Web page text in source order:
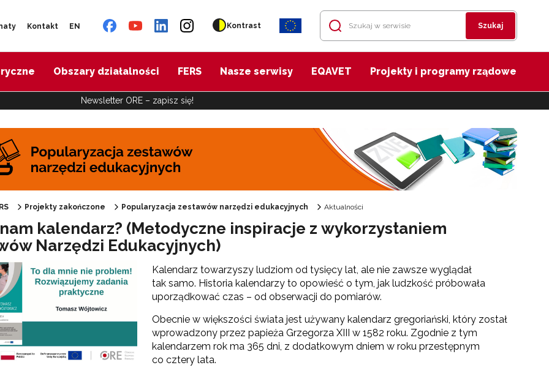
Kontakt EN Kontrast Szukaj
Obszary działalności FERS Nasze serwisy EQAVET Projekty i programy rządowe
Newsletter ORE – zapisz się!
zestawów narzędzi edukacyjnych"
wsparcia"
Projekty zakończone Popularyzacja zestawów narzędzi edukacyjnych Aktualności
kalendarz? (Metodyczne inspiracje z wykorzystaniem
Narzędzi Edukacyjnych)
Kalendarz towarzyszy ludziom od tysięcy lat, ale nie zawsze wyglądał
tak samo. Historia kalendarzy to opowieść o tym, jak ludzkość próbowała
uporządkować czas – od obserwacji do pomiarów.
Obecnie w większości świata jest używany kalendarz gregoriański, który został
wprowadzony przez papieża Grzegorza XIII w 1582 roku. Zgodnie z tym
kalendarzem rok ma 365 dni, z dodatkowym dniem w roku przestępnym
co cztery lata.